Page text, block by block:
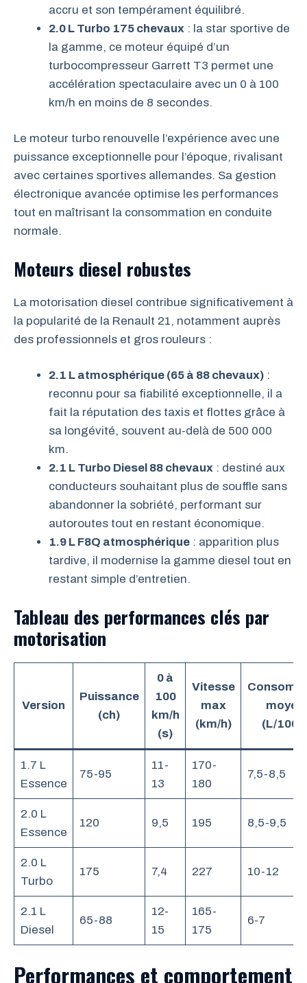
accru et son tempérament équilibré.
2.0 L Turbo 175 chevaux : la star sportive de
la gamme, ce moteur équipé d’un
turbocompresseur Garrett T3 permet une
accélération spectaculaire avec un 0 à 100
km/h en moins de 8 secondes.
Le moteur turbo renouvelle l’expérience avec une
puissance exceptionnelle pour l’époque, rivalisant
avec certaines sportives allemandes. Sa gestion
électronique avancée optimise les performances
tout en maîtrisant la consommation en conduite
normale.
Moteurs diesel robustes
La motorisation diesel contribue significativement à
la popularité de la Renault 21, notamment auprès
des professionnels et gros rouleurs :
2.1 L atmosphérique (65 à 88 chevaux) :
reconnu pour sa fiabilité exceptionnelle, il a
fait la réputation des taxis et flottes grâce à
sa longévité, souvent au-delà de 500 000
km.
2.1 L Turbo Diesel 88 chevaux : destiné aux
conducteurs souhaitant plus de souffle sans
abandonner la sobriété, performant sur
autoroutes tout en restant économique.
1.9 L F8Q atmosphérique : apparition plus
tardive, il modernise la gamme diesel tout en
restant simple d’entretien.
Tableau des performances clés par
motorisation
Version
Puissance
(ch)
0 à
100
km/h
(s)
Vitesse
max
(km/h)
(L/100
1.7 L
Essence
75-95
11-
13
170-
180
7,5-8,5
2.0 L
Essence
120 9,5 195 8,5-9,5
2.0 L
Turbo
175 7,4 227 10-12
2.1 L
Diesel
65-88
12-
15
165-
175
6-7
Performances et comportement